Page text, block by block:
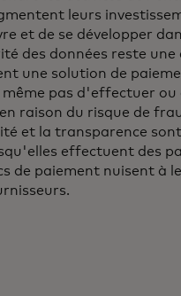
leurs
et de se développer
des données reste
une solution de
même pas d'effectuer
raison du risque de
et la transparence
effectuent des
de paiement nuisent à